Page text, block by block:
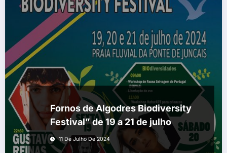
Fornos de Algodres Biodiversity
Festival” de 19 a 21 de julho
11 De Julho De 2024